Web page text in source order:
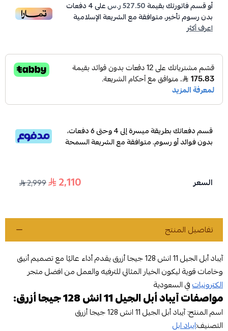
أو قسم فاتورتك بقيمة527.50 ر.س على4دفعات
بدون رسوم تأخير، متوافقة مع الشريعة الإسلامية
اعرف أكثر
قسم دفعاتك بطريقة ميسرة إلى 4 وحتى 6 دفعات،
بدون فوائد أو رسوم. متوافقة مع الشريعة السمحة
السعر 2,110
2,999
تفاصيل المنتج
آيباد أبل الجيل 11 انش 128 جيجا أزرق يقدم أداء عاليًا مع تصميم أنيق
وخامات قوية ليكون الخيار المثالي للترفيه والعمل من افضل متجر
الكترونياتفي السعودية
مواصفات آيباد أبل الجيل 11 انش 128 جيجا أزرق:
اسم المنتج: آيباد أبل الجيل 11 انش 128 جيجا أزرق
التصنيف:ايباد ابل